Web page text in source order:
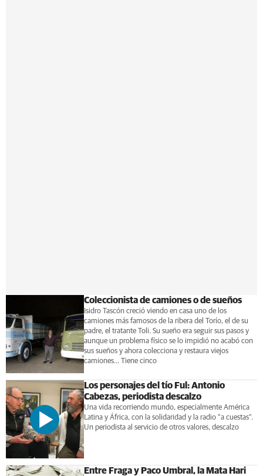
Coleccionista de camiones o de sueños
Isidro Tascón creció viendo en casa uno de los
camiones más famosos de la ribera del Torío, el de su
padre, el tratante Toli. Su sueño era seguir sus pasos y
aunque un problema físico se lo impidió no acabó con
sus sueños y ahora colecciona y restaura viejos
camiones... Tiene cinco
Los personajes del tío Ful: Antonio
Cabezas, periodista descalzo
Una vida recorriendo mundo, especialmente América
Latina y África, con la solidaridad y la radio "a cuestas".
Un periodista al servicio de otros valores, descalzo
Entre Fraga y Paco Umbral, la Mata Hari